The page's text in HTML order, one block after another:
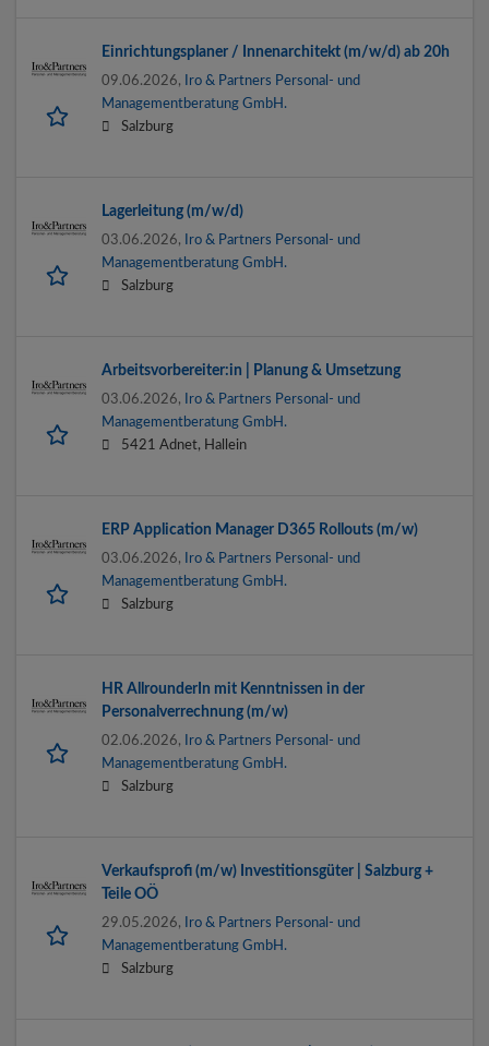
Einrichtungsplaner / Innenarchitekt (m/w/d) ab 20h
09.06.2026,
Iro & Partners Personal- und
Managementberatung GmbH.
Salzburg
Lagerleitung (m/w/d)
03.06.2026,
Iro & Partners Personal- und
Managementberatung GmbH.
Salzburg
Arbeitsvorbereiter:in | Planung & Umsetzung
03.06.2026,
Iro & Partners Personal- und
Managementberatung GmbH.
5421 Adnet, Hallein
ERP Application Manager D365 Rollouts (m/w)
03.06.2026,
Iro & Partners Personal- und
Managementberatung GmbH.
Salzburg
HR AllrounderIn mit Kenntnissen in der
Personalverrechnung (m/w)
02.06.2026,
Iro & Partners Personal- und
Managementberatung GmbH.
Salzburg
Verkaufsprofi (m/w) Investitionsgüter | Salzburg +
Teile OÖ
29.05.2026,
Iro & Partners Personal- und
Managementberatung GmbH.
Salzburg